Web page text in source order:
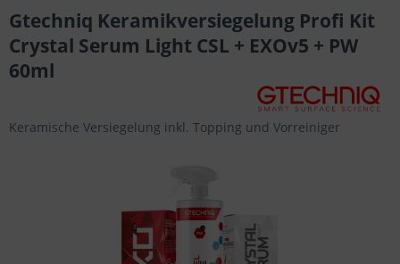
Gtechniq Keramikversiegelung Profi Kit
Crystal Serum Light CSL + EXOv5 + PW
60ml
Keramische Versiegelung inkl. Topping und Vorreiniger